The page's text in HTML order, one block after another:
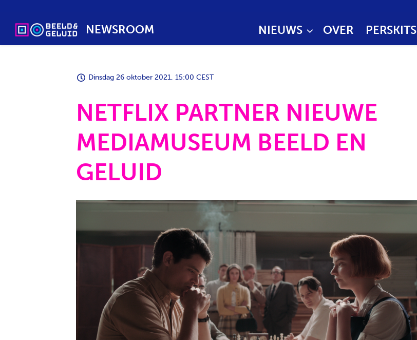
NEWSROOM NIEUWS OVER PERSKITS
Dinsdag 26 oktober 2021, 15:00 CEST
NETFLIX PARTNER NIEUWE
MEDIAMUSEUM BEELD EN
GELUID